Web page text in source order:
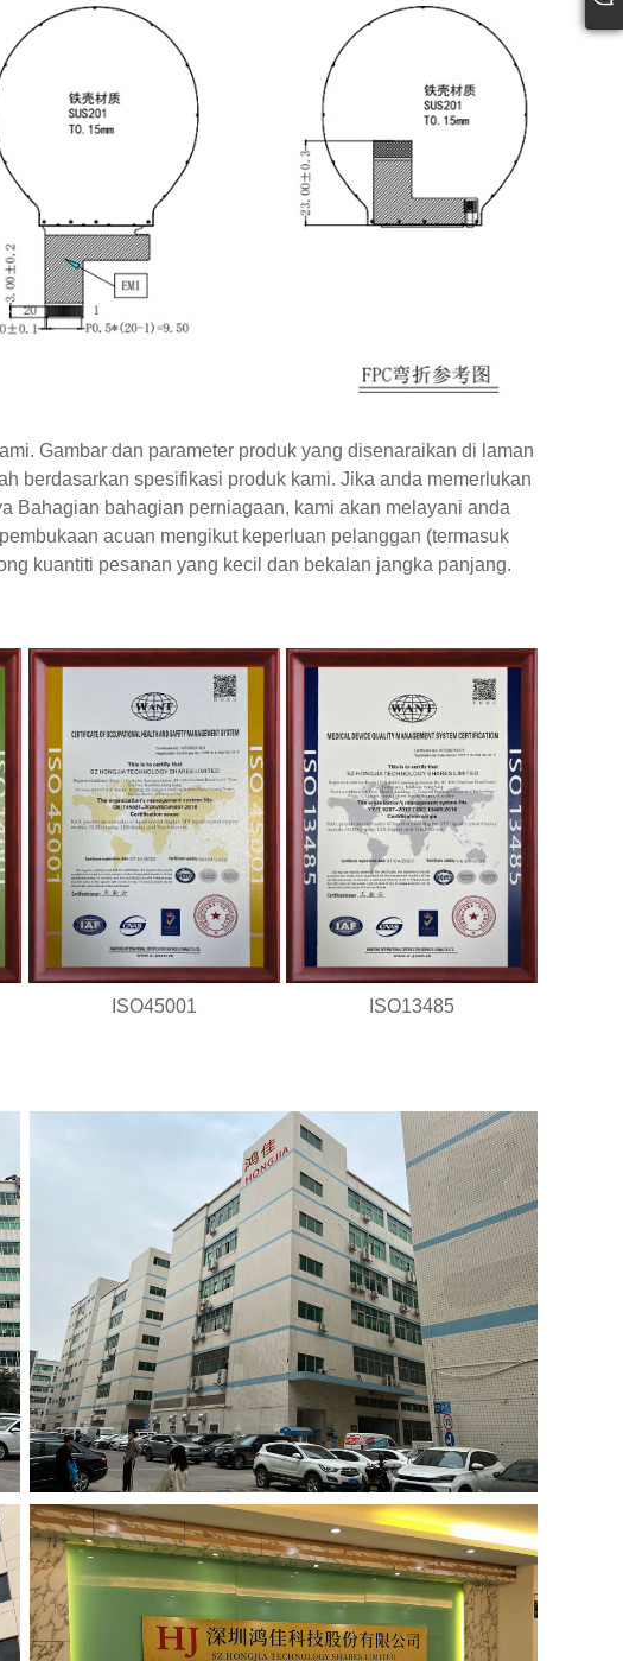
Gambar dan parameter produk yang disenaraikan di laman
berdasarkan spesifikasi produk kami. Jika anda memerlukan
Bahagian bahagian perniagaan, kami akan melayani anda
acuan mengikut keperluan pelanggan (termasuk
kuantiti pesanan yang kecil dan bekalan jangka panjang.
ISO45001 ISO13485